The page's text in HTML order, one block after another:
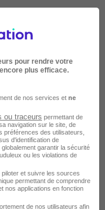
pour rendre votre
plus efficace.
de nos services et ne
ou traceurs permettant de
navigation sur le site, de
préférences des utilisateurs,
d'identification de
garantir la sécurité
ou les violations de
et suivre les sources
permettant de comprendre
nos applications en fonction
de nos utilisateurs afin